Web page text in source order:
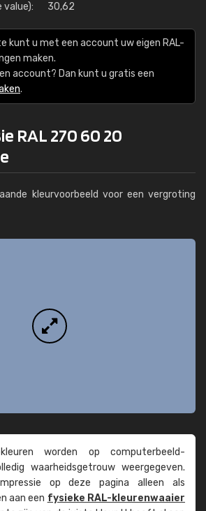
30,62
kunt u met een account uw eigen RAL-
maken.
account? Dan kunt u gratis een
.
RAL 270 60 20
kleurvoorbeeld voor een vergroting
worden op computer­beeld­
waarheids­­getrouw weer­gegeven.
op deze pagina alleen als
aan een fysieke RAL-kleuren­waaier